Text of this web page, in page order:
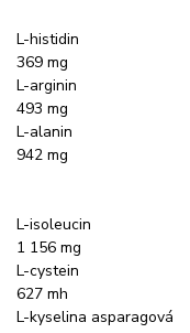
L-histidin
369 mg
L-arginin
493 mg
L-alanin
942 mg
L-isoleucin
1 156 mg
L-cystein
627 mh
L-kyselina asparagová